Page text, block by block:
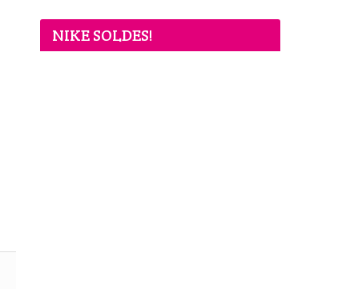
NIKE SOLDES!